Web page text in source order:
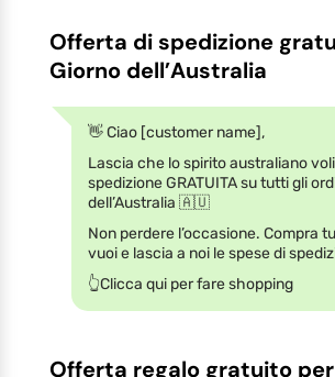
Offerta di spedizione
Giorno dell’Australia
👋 Ciao [customer name],
Lascia che lo spirito australiano
spedizione GRATUITA su tutti gli
dell’Australia 🇦🇺
Non perdere l’occasione. Compra
vuoi e lascia a noi le spese di
👆Clicca qui per fare shopping
Offerta regalo gratuito